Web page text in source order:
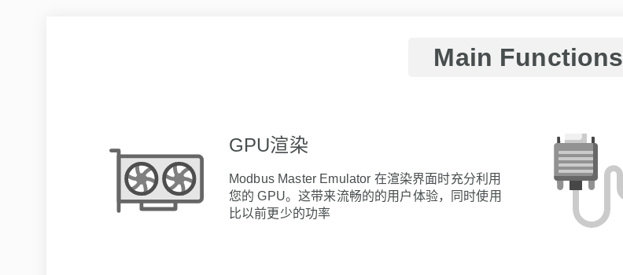
Main Functions
GPU渲染
Modbus Master Emulator 在渲染界面时充分利用
您的 GPU。这带来流畅的的用户体验，同时使用
比以前更少的功率